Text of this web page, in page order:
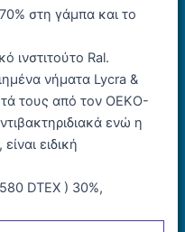
στη γάμπα και το
ινστιτούτο Ral.
νήματα Lycra &
τους από τον OEKO-
ενώ η
ειδική
DTEX ) 30%,